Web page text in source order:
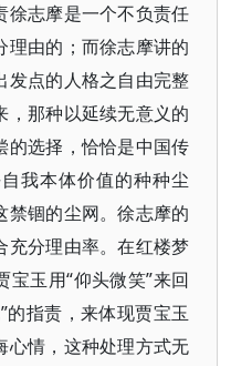
徐志摩是一个不负责任
理由的；而徐志摩讲的
发点的人格之自由完整
，那种以延续无意义的
的选择，恰恰是中国传
我本体价值的种种尘
禁锢的尘网。徐志摩的
充分理由率。在红楼梦
玉用“仰头微笑”来回
的指责，来体现贾宝玉
心情，这种处理方式无